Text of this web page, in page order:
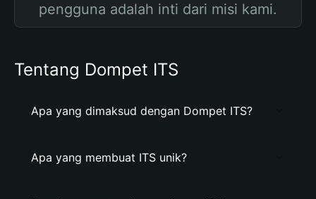
pengguna adalah inti dari misi kami.
Tentang Dompet ITS
Apa yang dimaksud dengan Dompet ITS?
Apa yang membuat ITS unik?